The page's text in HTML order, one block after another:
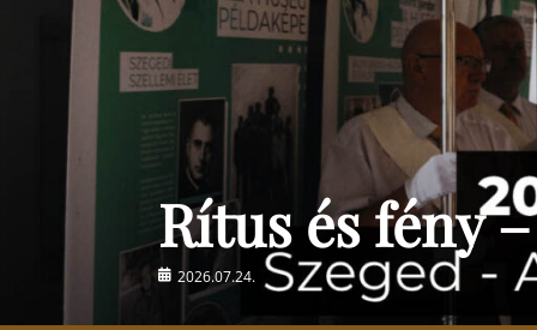
Rítus és fény
Posted2026.07.24.